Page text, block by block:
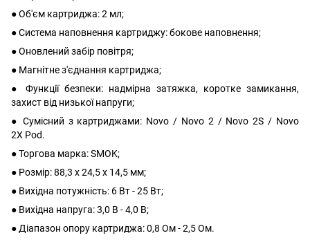
● Об'єм картриджа: 2 мл;
● Система наповнення картриджу: бокове наповнення;
● Оновлений забір повітря;
● Магнітне з'єднання картриджа;
● Функції безпеки: надмірна затяжка, коротке замикання,
захист від низької напруги;
● Сумісний з картриджами: Novo / Novo 2 / Novo 2S / Novo
2X Pod.
● Торгова марка: SMOK;
● Розмір: 88,3 x 24,5 x 14,5 мм;
● Вихідна потужність: 6 Вт - 25 Вт;
● Вихідна напруга: 3,0 В - 4,0 В;
● Діапазон опору картриджа: 0,8 Ом - 2,5 Ом.